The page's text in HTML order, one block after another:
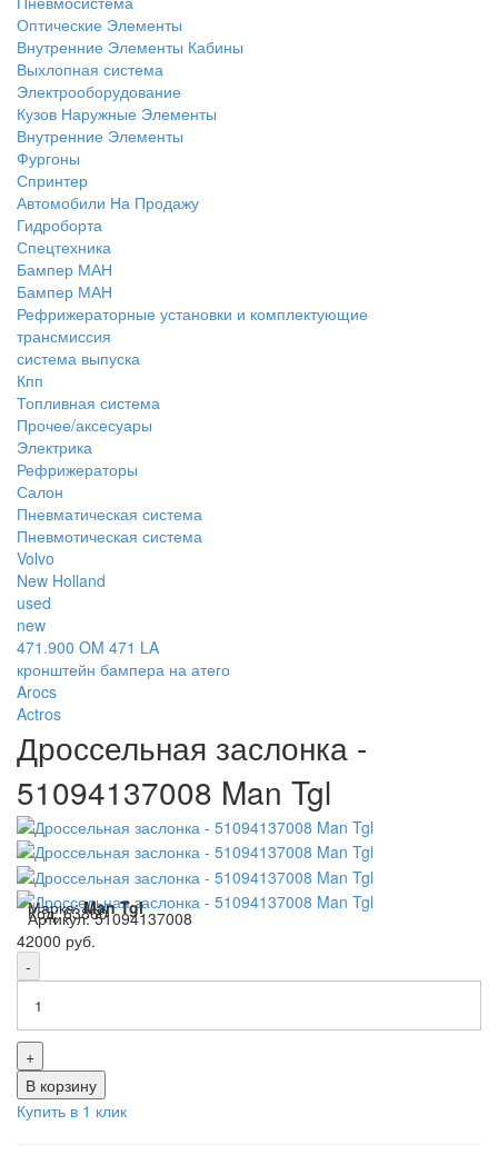
Оптические Элементы
Внутренние Элементы Кабины
Выхлопная система
Электрооборудование
Кузов Наружные Элементы
Внутренние Элементы
Фургоны
Спринтер
Автомобили На Продажу
Гидроборта
Спецтехника
Бампер МАН
Бампер МАН
Рефрижераторные установки и комплектующие
трансмиссия
система выпуска
Кпп
Топливная система
Прочее/аксесуары
Электрика
Рефрижераторы
Салон
Пневматическая система
Пневмотическая система
Volvo
New Holland
used
new
471.900 OM 471 LA
кронштейн бампера на атего
Arocs
Actros
Дроссельная заслонка -
51094137008 Man Tgl
Марка:Man Tgl
Код:63860
Артикул:51094137008
42000 руб.
-
+
В корзину
Купить в 1 клик